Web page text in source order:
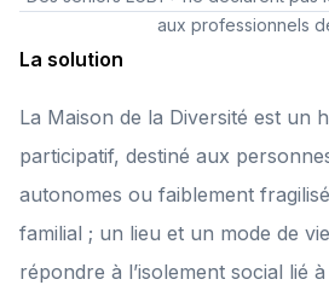
aux professionnels
La solution
La Maison de la Diversité est un
participatif, destiné aux
autonomes ou faiblement
familial ; un lieu et un mode de
répondre à l’isolement social lié